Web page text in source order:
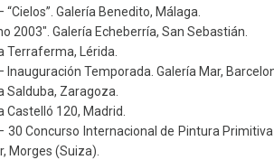
“Cielos”. Galería Benedito, Málaga.
2003″. Galería Echeberría, San Sebastián.
Terraferma, Lérida.
Inauguración Temporada. Galería Mar,
Salduba, Zaragoza.
Castelló 120, Madrid.
30 Concurso Internacional de Pintura
Morges (Suiza).